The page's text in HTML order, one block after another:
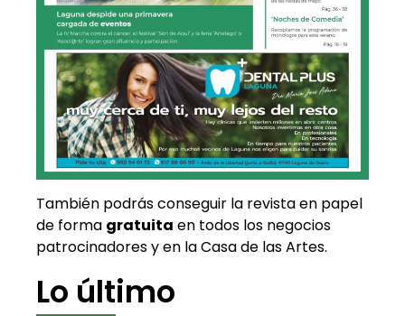
También podrás conseguir la revista en papel
de forma gratuita en todos los negocios
patrocinadores y en la Casa de las Artes.
Lo último